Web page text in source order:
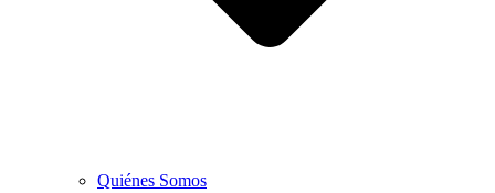
Quiénes Somos